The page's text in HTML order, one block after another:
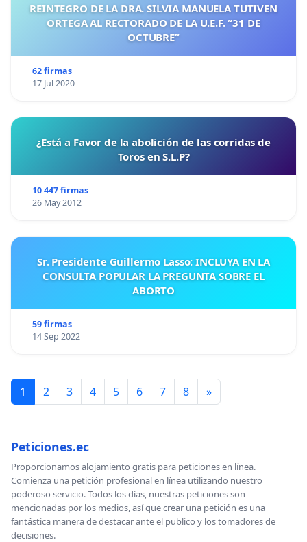
REINTEGRO DE LA DRA. SILVIA MANUELA TUTIVEN
ORTEGA AL RECTORADO DE LA U.E.F. “31 DE
OCTUBRE”
62 firmas
17 Jul 2020
¿Está a Favor de la abolición de las corridas de
Toros en S.L.P?
10 447 firmas
26 May 2012
Sr. Presidente Guillermo Lasso: INCLUYA EN LA
CONSULTA POPULAR LA PREGUNTA SOBRE EL
ABORTO
59 firmas
14 Sep 2022
1 2 3 4 5 6 7 8 »
Peticiones.ec
Proporcionamos alojamiento gratis para peticiones en línea.
Comienza una petición profesional en línea utilizando nuestro
poderoso servicio. Todos los días, nuestras peticiones son
mencionadas por los medios, así que crear una petición es una
fantástica manera de destacar ante el publico y los tomadores de
decisiones.